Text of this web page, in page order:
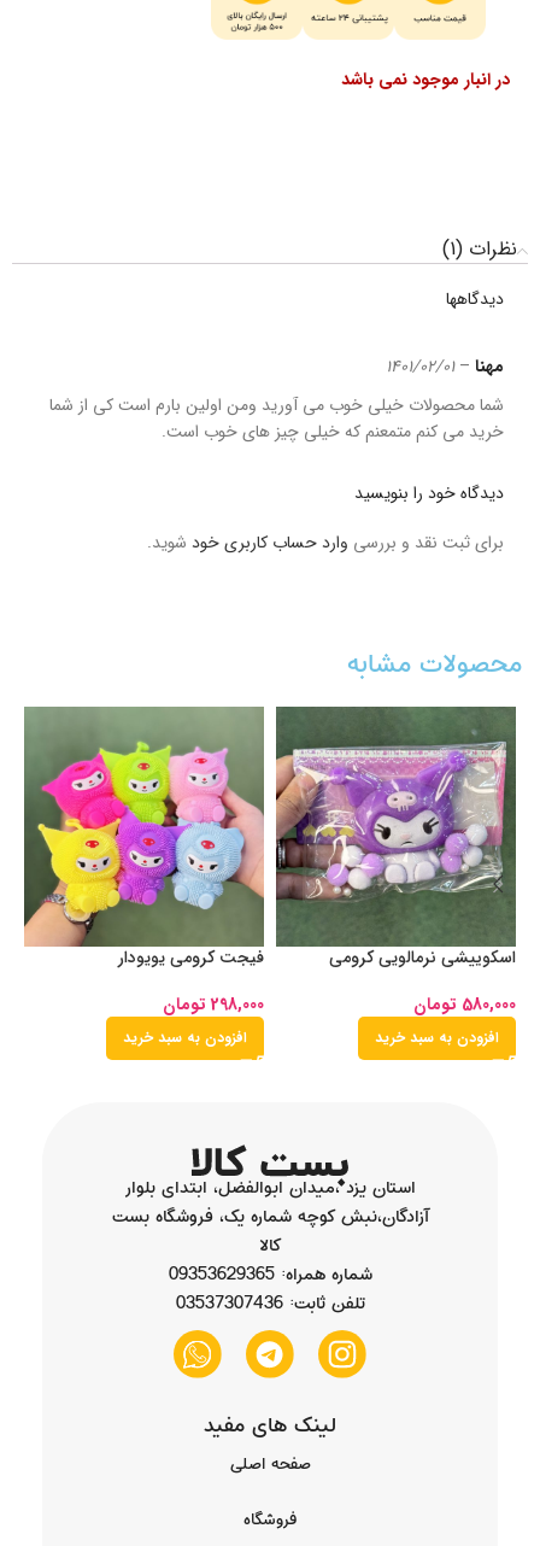
در انبار موجود نمی باشد
نظرات (1)
دیدگاهها
مهنا –
1401/02/01
شما محصولات خیلی خوب می آورید ومن اولین بارم است کی از شما
خرید می کنم متمعنم که خیلی چیز های خوب است.
دیدگاه خود را بنویسید
برای ثبت نقد و بررسی وارد حساب کاربری خود شوید.
محصولات مشابه
اسکوییشی نرمالویی کرومی
580,000 تومان
افزودن به سبد خرید
فیجت کرومی یویودار
298,000 تومان
افزودن به سبد خرید
استان یزد ،میدان ابوالفضل، ابتدای بلوار
آزادگان،نبش کوچه شماره یک، فروشگاه بست
کالا
شماره همراه: 09353629365
تلفن ثابت: 03537307436
لینک های مفید
صفحه اصلی
فروشگاه